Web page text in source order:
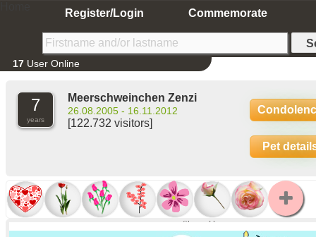
Register/Login Commemorate
17 User Online
7
years
Meerschweinchen Zenzi
26.08.2005 - 16.11.2012
[122.732 visitors]
Pet
Show older